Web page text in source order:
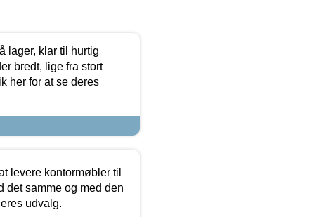
lager, klar til hurtig
bredt, lige fra stort
her for at se deres
levere kontormøbler til
det samme og med den
udvalg.